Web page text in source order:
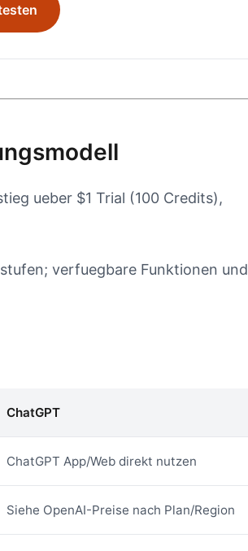
ueber $1 Trial (100 Credits),
verfuegbare Funktionen und
ChatGPT
ChatGPT App/Web direkt nutzen
Siehe OpenAI-Preise nach Plan/Region